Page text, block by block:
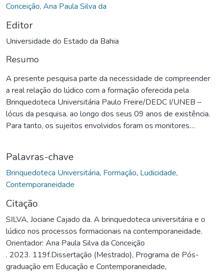
Conceição, Ana Paula Silva da
Editor
Universidade do Estado da Bahia
Resumo
A presente pesquisa parte da necessidade de compreender
a real relação do lúdico com a formação oferecida pela
Brinquedoteca Universitária Paulo Freire/DEDC I/UNEB –
lócus da pesquisa, ao longo dos seus 09 anos de existência.
Para tanto, os sujeitos envolvidos foram os monitores
uma ação permanente de extensão. As bases teóricas
principais perpassam conceitos sobre brinquedoteca
universitária - Gimenes e Teixeira (2011), Santos (2000),
Luckesi (2005), Lopes (2004) e processos formacionais -
Macedo (2004, 2012, 2021), Conceição (2009), Santos
(2019), Freire (1979 e 1997) e Farias (2009) que se
intercruzam e abrem espaços para, também, outros autores.
A metodologia utilizada se configura como uma pesquisa
qualitativa, voltada para a dimensão epistemológica da
Palavras-chave
Brinquedoteca Universitária, Formação, Ludicidade,
Contemporaneidade
Citação
SILVA, Jociane Cajado da. A brinquedoteca universitária e o
lúdico nos processos formacionais na contemporaneidade.
Orientador: Ana Paula Silva da Conceição
. 2023. 119f.Dissertação (Mestrado), Programa de Pós-
graduação em Educação e Contemporaneidade,